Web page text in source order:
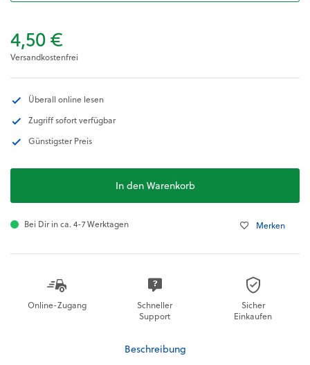
4,50 €
Versandkostenfrei
Überall online lesen
Zugriff sofort verfügbar
Günstigster Preis
In den Warenkorb
Bei Dir in ca. 4-7 Werktagen Merken
Online-Zugang
Schneller
Support
Sicher
Einkaufen
Beschreibung